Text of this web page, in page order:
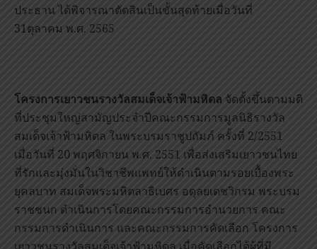
ประธาน ได้พิจารณาตัดสินเป็นขั้นสุดท้ายเมื่อวันที่
31ตุลาคม พ.ศ. 2565
โครงการเยาวชนรางวัลสมเด็จเจ้าฟ้ามหิดล จัดตั้งขึ้นตามมติ
ที่ประชุมใหญ่สามัญประจำปีคณะกรรมการมูลนิธิรางวัล
สมเด็จเจ้าฟ้ามหิดล ในพระบรมราชูปถัมภ์ ครั้งที่ 2/2551
เมื่อวันที่ 20 พฤศจิกายน พ.ศ. 2551 เพื่อส่งเสริมเยาวชนไทย
ที่รักและมุ่งมั่นในวิชาชีพแพทย์ให้ดำเนินตามรอยเบื้องพระ
ยุคลบาท สมเด็จพระมหิตลาธิเบศร อดุลยเดชวิกรม พระบรม
ราชชนก ดำเนินการโดยคณะกรรมการอำนวยการ คณะ
กรรมการดำเนินการ และคณะกรรมการคัดเลือก โครงการ